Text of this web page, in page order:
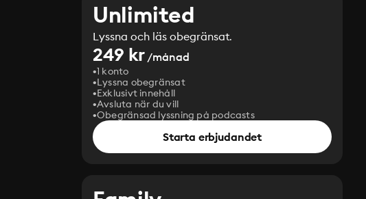
Unlimited
Lyssna och läs obegränsat.
249 kr/månad
1 konto
Lyssna obegränsat
Exklusivt innehåll
Avsluta när du vill
Obegränsad lyssning på podcasts
Starta erbjudandet